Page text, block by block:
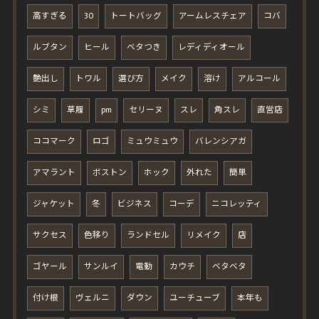
高すぎる 30 トートバッグ アームレスチェア コバ
ルブタン ヒール ベタつき レディディオール
艶出し トワル 選び方 メイク 溶け アルコール
シミ 草履 pm セリーヌ スレ 角スレ 直営店
ココマーク ロゴ ミュウミュウ バレンシアガ
アマラント ボストン ホック 外れた 簡単
ジャケット 冬 ビジネス コーデ ニコレッティ
サクセス 色移り ランドセル リメイク 店
ゴヤール サンルイ 電動 カウチ ベタベタ
付け根 ヴェルニ ダウン ユーチューブ 本年も